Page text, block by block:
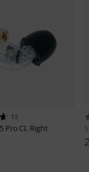
13
Pro CL Right